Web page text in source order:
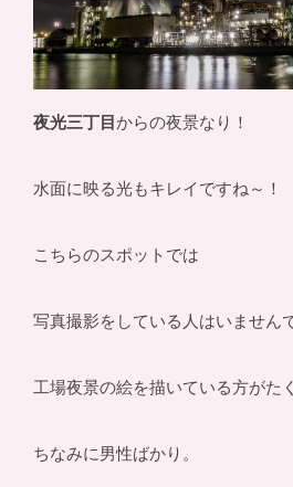
夜光三丁目 からの夜景なり！
水面に映る光もキレイですね～！
こちらのスポットでは
写真撮影をしている人はいません
工場夜景の絵を描いている方がた
ちなみに男性ばかり。